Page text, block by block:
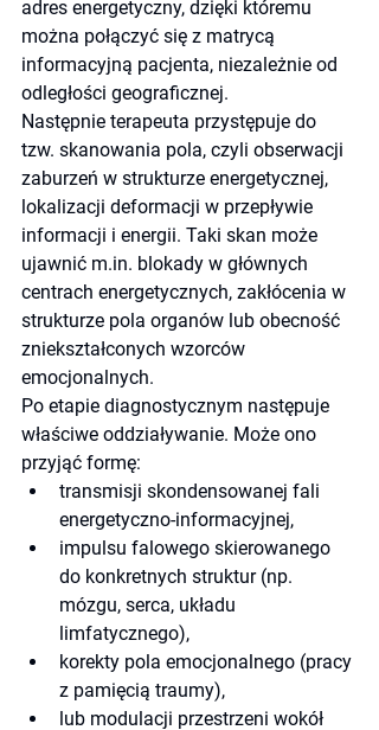
adres energetyczny, dzięki któremu
można połączyć się z matrycą
informacyjną pacjenta, niezależnie od
odległości geograficznej.
Następnie terapeuta przystępuje do
tzw. skanowania pola, czyli obserwacji
zaburzeń w strukturze energetycznej,
lokalizacji deformacji w przepływie
informacji i energii. Taki skan może
ujawnić m.in. blokady w głównych
centrach energetycznych, zakłócenia w
strukturze pola organów lub obecność
zniekształconych wzorców
emocjonalnych.
Po etapie diagnostycznym następuje
właściwe oddziaływanie. Może ono
przyjąć formę:
transmisji skondensowanej fali
energetyczno-informacyjnej,
impulsu falowego skierowanego
do konkretnych struktur (np.
mózgu, serca, układu
limfatycznego),
korekty pola emocjonalnego (pracy
z pamięcią traumy),
lub modulacji przestrzeni wokół